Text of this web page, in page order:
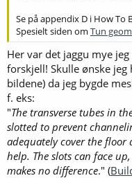
Se på appendix D i How To
Spesielt siden om Tun
Her var det jaggu mye
forskjell! Skulle ønske jeg
bildene) da jeg bygde
f. eks:
"The transverse tubes in
slotted to prevent
adequately cover the floor
help. The slots can face
makes no difference." (